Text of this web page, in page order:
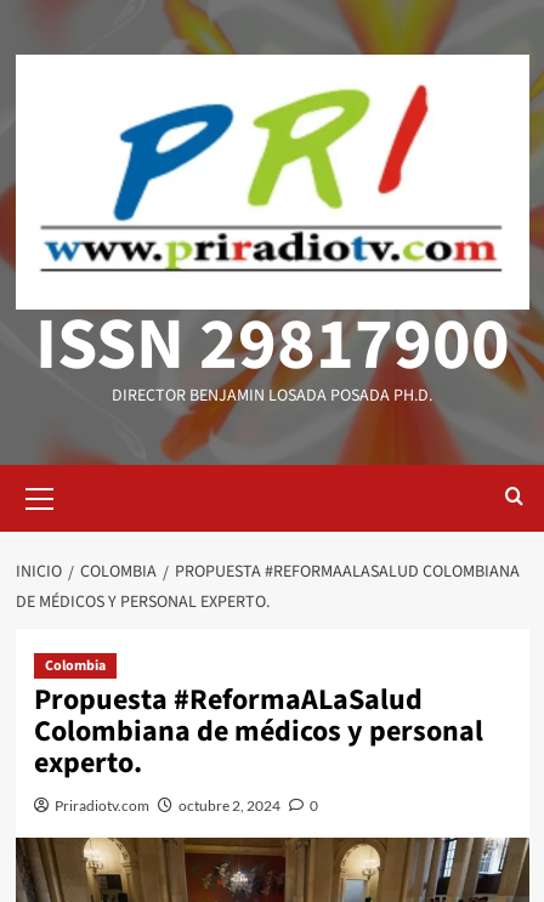
ISSN 29817900
DIRECTOR BENJAMIN LOSADA POSADA PH.D.
primario
INICIO COLOMBIA
PROPUESTA #REFORMAALASALUD COLOMBIANA
DE MÉDICOS Y PERSONAL EXPERTO.
Colombia
Propuesta #ReformaALaSalud
Colombiana de médicos y personal
experto.
Priradiotv.com octubre 2, 2024 0